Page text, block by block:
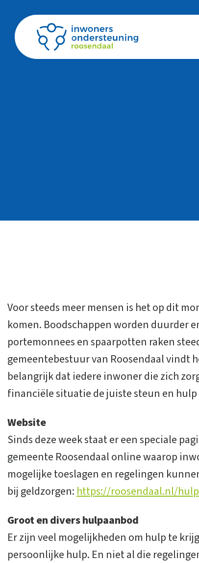
Voor steeds meer mensen is het op dit
komen. Boodschappen worden duurder
portemonnees en spaarpotten raken
gemeentebestuur van Roosendaal vindt
belangrijk dat iedere inwoner die zich
financiële situatie de juiste steun en
Website
Sinds deze week staat er een speciale
gemeente Roosendaal online waarop
mogelijke toeslagen en regelingen
bij geldzorgen: https://roosendaal.nl/
Groot en divers hulpaanbod
Er zijn veel mogelijkheden om hulp te
persoonlijke hulp. En niet al die